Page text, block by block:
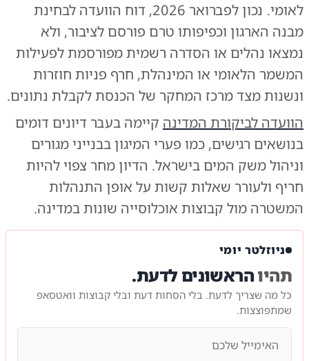
לאומי. נכון לפברואר 2026, דוח הוועדה לבחינת
מבנה הארגון וכפיפותו טרם פורסם לציבור, ולא
נמצאו נהלים או הסדרה רשמית מפורסמת לפעילות
המשמר הלאומי או המינהלת, חרף פניות חוזרות
ונשנות מצד מרכז המחקר של הכנסת לקבלת נתונים.
הוועדה לביקורת המדינה קיימה בעבר דיונים דומים
בנושאים רגישים, כמו פערי המיגון בבנייני מגורים
וניהול משק המים בישראל. הדיון מחר צפוי להיות
חריף ולעורר שאלות קשות על אופן התנהלות
המשטרה מול קבוצות אוכלוסייה שונות במדינה.
ניוזלטר יומי
תהיוהראשונים לדעת.
כל מה שצריך לדעת. בלי הסחות דעת ובלי קבוצות וואטסאפ
שמתפוצצות.